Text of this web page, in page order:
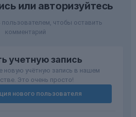
или авторизуйтесь
чтобы оставить
комментарий
учетную запись
новую учётную запись в нашем
Это очень просто!
нового пользователя